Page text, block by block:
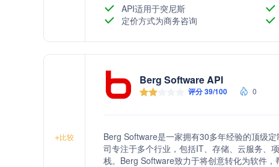
API适用于突尼斯
定价方式为商务咨询
+比较
Berg Software API
评分 39/100 0
Berg Software是一家拥有30多年经验的顶级
司专注于多个行业，包括IT、存储、云服务、
栈。Berg Software致力于将创意转化为软件，